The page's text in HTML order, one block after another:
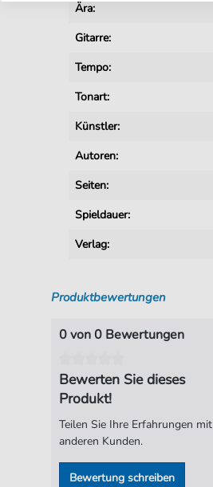
Ära:
Gitarre:
Tempo:
Tonart:
Künstler:
Autoren:
Seiten:
Spieldauer:
Verlag:
Produktbewertungen
0 von 0 Bewertungen
Bewerten Sie dieses
Produkt!
Teilen Sie Ihre Erfahrungen mit
anderen Kunden.
Bewertung schreiben